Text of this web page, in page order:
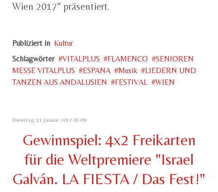
Wien 2017" präsentiert.
Publiziert in Kultur
Schlagwörter
VITALPLUS FLAMENCO
SENIOREN
MESSE VITALPLUS
ESPANA Musik
LIEDERN UND
TANZEN AUS ANDALUSIEN
FESTIVAL WIEN
Dienstag, 31 Januar 2017 03:09
Gewinnspiel: 4x2 Freikarten
für die Weltpremiere "Israel
Galván. LA FIESTA / Das Fest!"